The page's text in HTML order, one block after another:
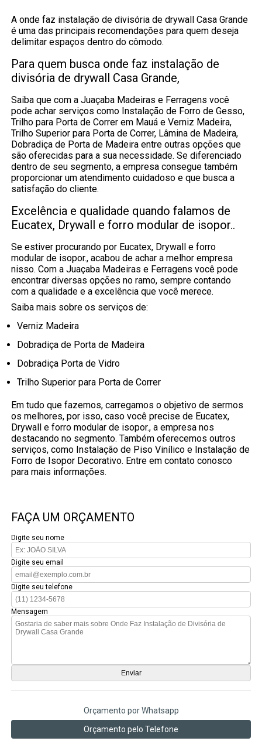
A onde faz instalação de divisória de drywall Casa Grande
é uma das principais recomendações para quem deseja
delimitar espaços dentro do cômodo.
Para quem busca onde faz instalação de
divisória de drywall Casa Grande,
Saiba que com a Juaçaba Madeiras e Ferragens você
pode achar serviços como Instalação de Forro de Gesso,
Trilho para Porta de Correr em Mauá e Verniz Madeira,
Trilho Superior para Porta de Correr, Lâmina de Madeira,
Dobradiça de Porta de Madeira entre outras opções que
são oferecidas para a sua necessidade. Se diferenciado
dentro de seu segmento, a empresa consegue também
proporcionar um atendimento cuidadoso e que busca a
satisfação do cliente.
Excelência e qualidade quando falamos de
Eucatex, Drywall e forro modular de isopor..
Se estiver procurando por Eucatex, Drywall e forro
modular de isopor., acabou de achar a melhor empresa
nisso. Com a Juaçaba Madeiras e Ferragens você pode
encontrar diversas opções no ramo, sempre contando
com a qualidade e a excelência que você merece.
Saiba mais sobre os serviços de:
Verniz Madeira
Dobradiça de Porta de Madeira
Dobradiça Porta de Vidro
Trilho Superior para Porta de Correr
Em tudo que fazemos, carregamos o objetivo de sermos
os melhores, por isso, caso você precise de Eucatex,
Drywall e forro modular de isopor., a empresa nos
destacando no segmento. Também oferecemos outros
serviços, como Instalação de Piso Vinílico e Instalação de
Forro de Isopor Decorativo. Entre em contato conosco
para mais informações.
FAÇA UM ORÇAMENTO
Digite seu nome
Digite seu email
Digite seu telefone
Mensagem
Orçamento por Whatsapp
Orçamento pelo Telefone